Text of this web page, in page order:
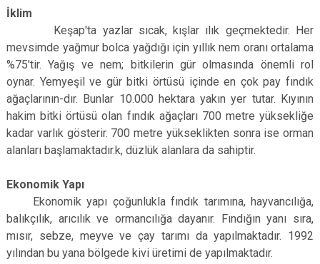
İklim
Keşap'ta yazlar sıcak, kışlar ılık geçmektedir. Her
mevsimde yağmur bolca yağ­dığı için yıllık nem oranı ortalama
%75'tir. Yağış ve nem; bitkilerin gür olmasında önemli rol
oynar. Yemyeşil ve gür bitki örtüsü içinde en çok pay fındık
ağaçlarının-dır. Bunlar 10.000 hektara yakın yer tutar. Kıyının
hakim bitki örtüsü olan fındık ağaçları 700 metre yüksekliğe
kadar varlık gösterir. 700 metre yükseklikten sonra ise orman
alanları başlamaktadır.k, düzlük alanlara da sahiptir.
Ekonomik Yapı
Ekonomik yapı çoğunlukla fındık tarımına, hayvancılığa,
balıkçılık, arıcılık ve ormancılığa dayanır. Fındığın yanı sıra,
mısır, sebze, meyve ve çay tarımı da yapılmaktadır. 1992
yılından bu yana bölgede kivi üretimi de yapılmaktadır.